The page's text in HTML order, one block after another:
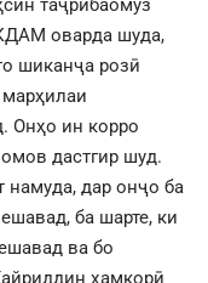
таҷрибаомӯз
оварда шуда,
шиканҷа розӣ
Онҳо ин корро
дастгир шуд.
дар онҷо ба
ба шарте, ки
ва бо
ҳамкорӣ